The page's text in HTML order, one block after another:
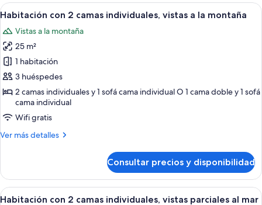
las
habitaciones
Abrir
todas
las
fotos
de
Habitación
con
camas
individuales,
la
montaña
Habitación de hotel con cama,
6
Habitación con 2 camas individuales, vistas a la montaña
Vistas a la montaña
25 m²
1 habitación
3 huéspedes
2 camas individuales y 1 sofá cama individual O 1 cama doble y 1 sofá
cama individual
Wifi gratis
Ver más detalles
Más
con
camas
Consultar precios y disponibilidad
Abrir
Una habitación de hotel moderna
5
Habitación con 2 camas individuales, vistas parciales al mar